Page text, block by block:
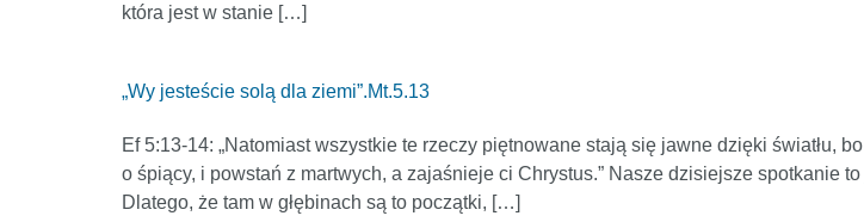
która jest w stanie […]
„Wy jesteście solą dla ziemi”.Mt.5.13
Ef 5:13-14: „Natomiast wszystkie te rzeczy piętnowane stają się jawne dzięki światłu,
o śpiący, i powstań z martwych, a zajaśnieje ci Chrystus.” Nasze dzisiejsze spotkanie
Dlatego, że tam w głębinach są to początki, […]